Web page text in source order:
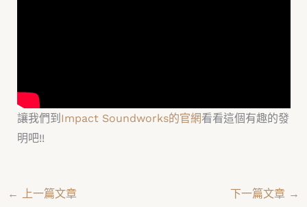
讓我們到 Impact Soundworks的官網看看這個有趣的發
明吧!!
← 上一篇文章 下一篇文章 →